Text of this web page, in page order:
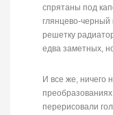
спрятаны под
глянцево-черный
решетку
едва заметных,
И все же, ничего
перерисовали